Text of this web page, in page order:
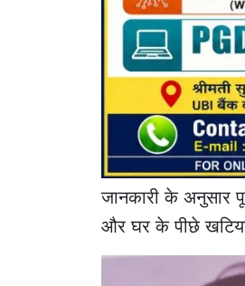
जानकारी के अनुसार
और घर के पीछे